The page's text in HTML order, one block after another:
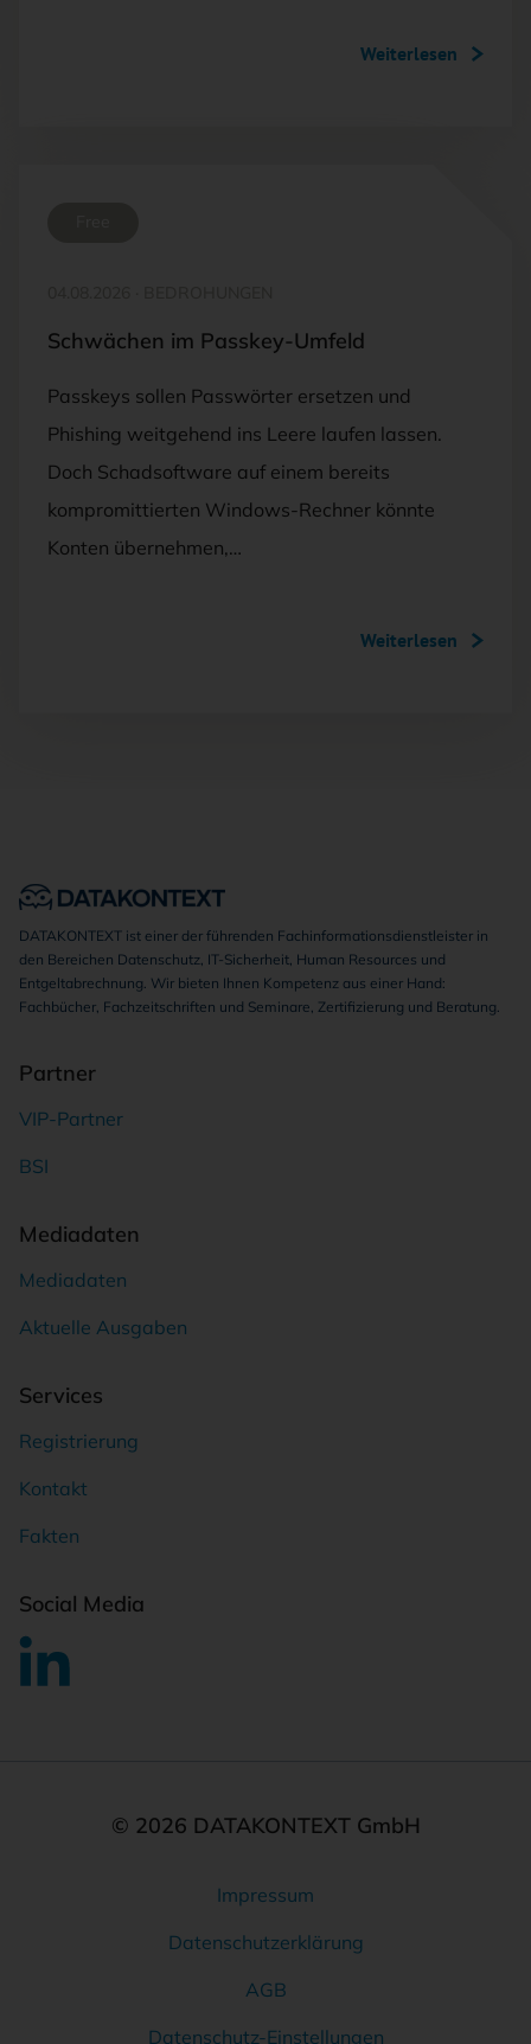
Weiterlesen
Schwächen im Passkey-Umfeld
Passkeys sollen Passwörter ersetzen und
Phishing weitgehend ins Leere laufen lassen.
Doch Schadsoftware auf einem bereits
kompromittierten Windows-Rechner könnte
Konten übernehmen,…
Weiterlesen
DATAKONTEXT ist einer der führenden Fachinformationsdienstleister in
den Bereichen Datenschutz, IT-Sicherheit, Human Resources und
Entgeltabrechnung. Wir bieten Ihnen Kompetenz aus einer Hand:
Fachbücher, Fachzeitschriften und Seminare, Zertifizierung und Beratung.
Partner
VIP-Partner
BSI
Mediadaten
Mediadaten
Aktuelle Ausgaben
Services
Registrierung
Kontakt
Fakten
Social Media
© 2026 DATAKONTEXT GmbH
Impressum
Datenschutzerklärung
AGB
Datenschutz-Einstellungen